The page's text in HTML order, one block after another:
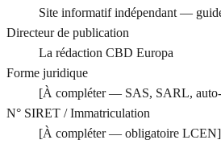
Site informatif indépendant —
Directeur de publication
La rédaction CBD Europa
Forme juridique
[À compléter — SAS, SARL,
N° SIRET / Immatriculation
[À compléter — obligatoire LCEN]